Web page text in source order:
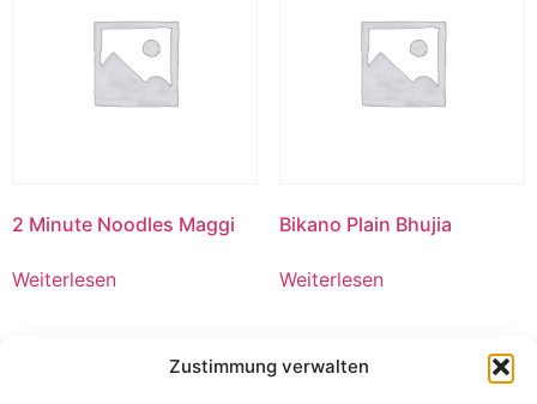
Zustimmung verwalten
2 Minute Noodles Maggi
Weiterlesen
Bikano Plain Bhujia
Weiterlesen